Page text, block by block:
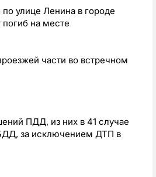
улице Ленина в городе
погиб на месте
части во встречном
ПДД, из них в 41 случае
за исключением ДТП в